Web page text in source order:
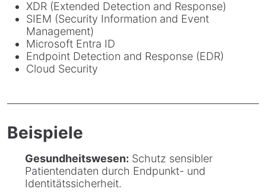
XDR (Extended Detection and Response)
SIEM (Security Information and Event
Management)
Microsoft Entra ID
Endpoint Detection and Response (EDR)
Cloud Security
Beispiele
Gesundheitswesen: Schutz sensibler
Patientendaten durch Endpunkt- und
Identitätssicherheit.